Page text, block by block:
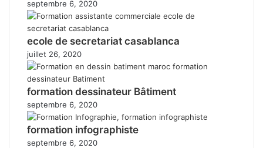
septembre 6, 2020
ecole de secretariat casablanca
juillet 26, 2020
formation dessinateur Bâtiment
septembre 6, 2020
formation infographiste
septembre 6, 2020